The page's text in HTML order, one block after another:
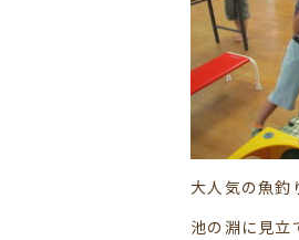
大人気の魚釣
池の淵に見立